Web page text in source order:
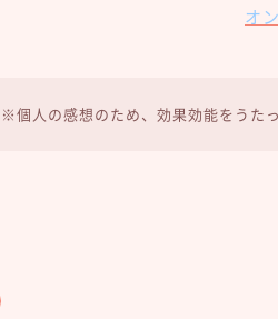
オ
※個人の感想のため、効果効能をうた